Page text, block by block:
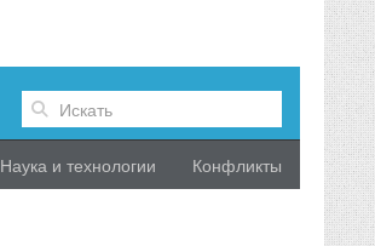
Наука и технологии Конфликты